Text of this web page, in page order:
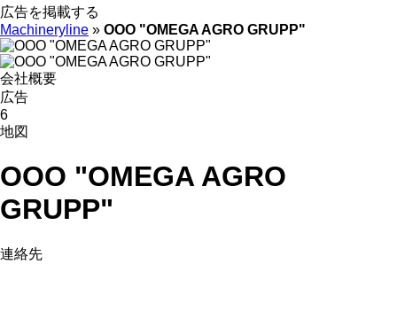
広告を掲載する
Machineryline » OOO "OMEGA AGRO GRUPP"
会社概要
広告
6
地図
OOO "OMEGA AGRO
GRUPP"
連絡先